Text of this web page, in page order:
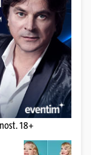
18+